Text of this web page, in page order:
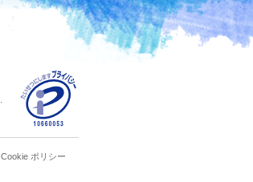
Cookie ポリシー